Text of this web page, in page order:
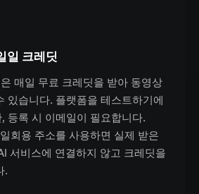
일 크레딧
매일 무료 크레딧을 받아 동영상
있습니다. 플랫폼을 테스트하기에
등록 시 이메일이 필요합니다.
회용 주소를 사용하면 실제 받은
서비스에 연결하지 않고 크레딧을
.